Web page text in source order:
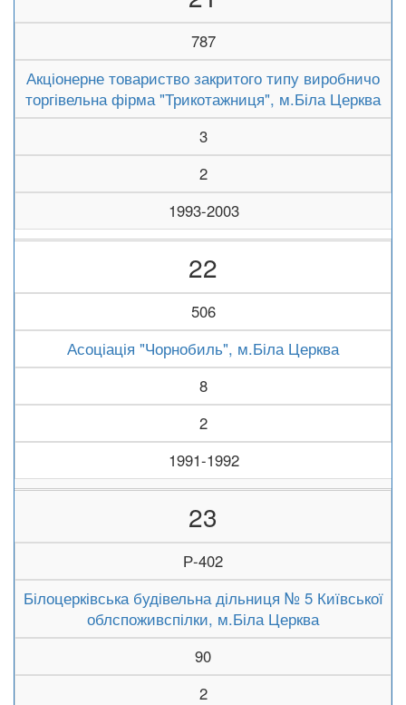
787
Акціонерне товариство закритого типу виробничо
торгівельна фірма "Трикотажниця", м.Біла Церква
3
2
1993-2003
22
506
Асоціація "Чорнобиль", м.Біла Церква
8
2
1991-1992
23
Р-402
Білоцерківська будівельна дільниця № 5 Київської
облспоживспілки, м.Біла Церква
90
2